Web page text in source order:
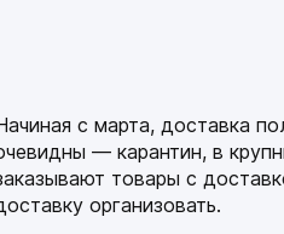
с марта, доставка
— карантин, в
товары с
организовать.